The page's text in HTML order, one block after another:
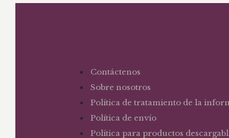
Contáctenos
Sobre nosotros
Política de tratamiento de la
Política de envío
Política para productos